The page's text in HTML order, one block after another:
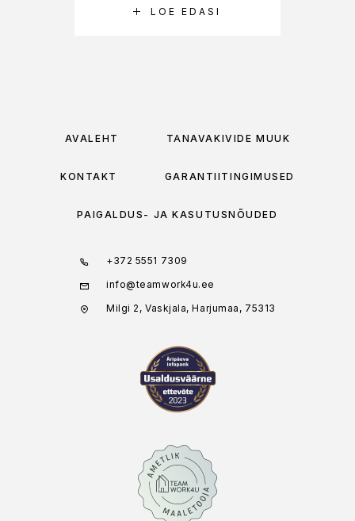
LOE EDASI
AVALEHT TÄNAVAKIVIDE MÜÜK
KONTAKT GARANTIITINGIMUSED
PAIGALDUS- JA KASUTUSNÕUDED
+372 5551 7309
info@teamwork4u.ee
Milgi 2, Vaskjala, Harjumaa, 75313